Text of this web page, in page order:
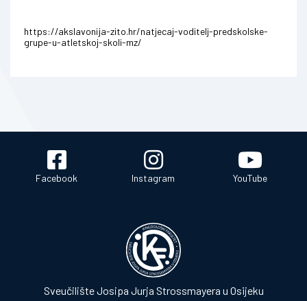
https://akslavonija-zito.hr/natjecaj-voditelj-predskolske-
grupe-u-atletskoj-skoli-mz/
Facebook Instagram YouTube
Sveučilište Josipa Jurja Strossmayera u Osijeku